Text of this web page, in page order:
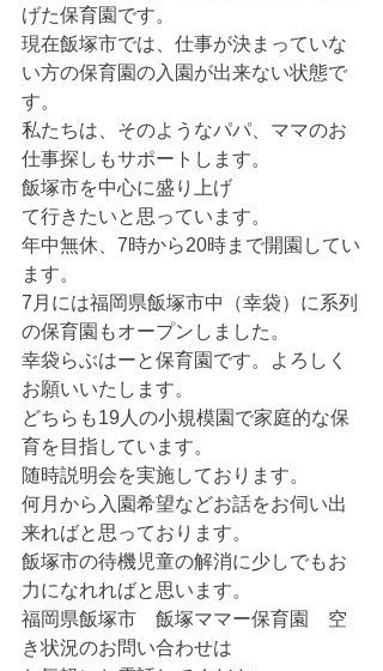
げた保育園です。
現在飯塚市では、仕事が決まっていな
い方の保育園の入園が出来ない状態で
す。
私たちは、そのようなパパ、ママのお
仕事探しもサポートします。
飯塚市を中心に盛り上げ
て行きたいと思っています。
年中無休、7時から20時まで開園してい
ます。
7月には福岡県飯塚市中（幸袋）に系列
の保育園もオープンしました。
幸袋らぶはーと保育園です。よろしく
お願いいたします。
どちらも19人の小規模園で家庭的な保
育を目指しています。
随時説明会を実施しております。
何月から入園希望などお話をお伺い出
来ればと思っております。
飯塚市の待機児童の解消に少しでもお
力になれればと思います。
福岡県飯塚市　飯塚ママー保育園　空
き状況のお問い合わせは